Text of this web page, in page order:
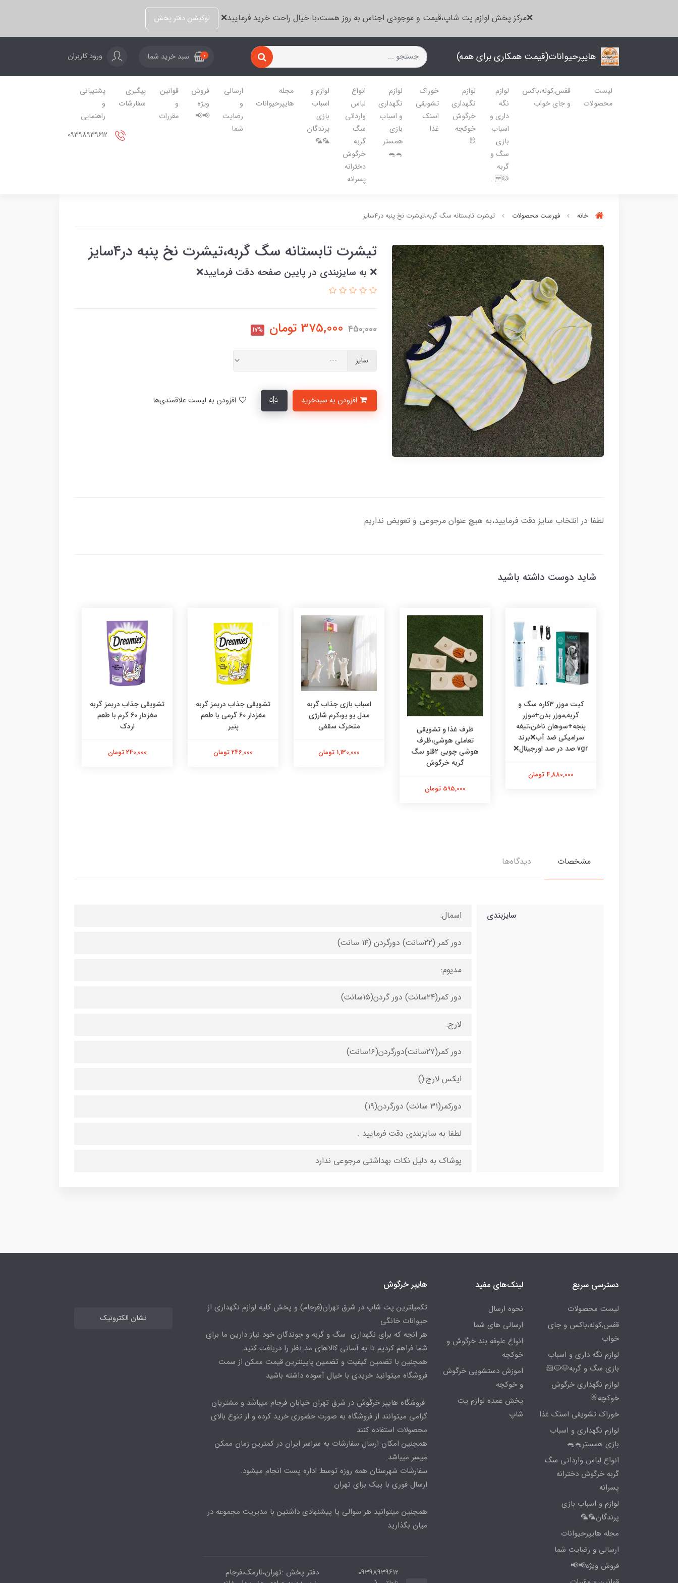
❌مرکز پخش لوازم پت شاپ،قیمت و موجودی اجناس به روز هست،با خیال راحت خرید فرمایید❌ لوکیشن دفتر پخش
هایپرحیوانات(قیمت همکاری برای همه) 0 سبد خرید شما ورود کاربران
لیست
محصولات
قفس,کوله،باکس
و جای خواب
لوازم
نگه
داری و
اسباب
بازی
سگ و
گربه
🐶 ...
لوازم
نگهداری
خرگوش
خوکچه
🐰
خوراک
تشویقی
اسنک
غذا
لوازم
نگهداری
و اسباب
بازی
همستر
🐁🐀
انواع
لباس
وارداتی
سگ
گربه
خرگوش
دخترانه
پسرانه
لوازم و
اسباب
بازی
پرندگان
🦜🦜
مجله
هایپرحیوانات
ارسالی
و
رضایت
شما
فروش
ویژه
📢📢
قوانین
و
مقررات
پیگیری
سفارشات
پشتیبانی
و
راهنمایی
خانه فهرست محصولات تیشرت تابستانه سگ گربه،تیشرت نخ پنبه در۴سایز
تیشرت تابستانه سگ گربه،تیشرت نخ پنبه در۴سایز
❌ به سایزبندی در پایین صفحه دقت فرمایید❌
450,000
375,000 تومان 17%
سایز
لطفا در انتخاب سایز دقت فرمایید،به هیچ عنوان مرجوعی و تعویض نداریم
شاید دوست داشته باشید
کیت موزر ۳کاره سگ و
گربه,موزر بدن+موزر
پنجه+سوهان ناخن،تیغه
سرامیکی ضد آب❌برند
vgr صد در صد اورجینال❌
4,880,000 تومان
ظرف غذا و تشویقی
تعاملی هوشی،ظرف
هوشی چوبی ۲قلو سگ
گربه خرگوش
595,000 تومان
اسباب بازی جذاب گربه
مدل یو یو،کرم شارژی
متحرک سقفی
1,130,000 تومان
تشویقی جذاب دریمز گربه
مغزدار ۶۰ گرمی با طعم
پنیر
246,000 تومان
تشویقی جذاب دریمز گربه
مغزدار ۶۰ گرم با طعم
اردک
240,000 تومان
مشخصات دیدگاه‌ها
سایزبندی اسمال:
دور کمر (۲۲سانت) دورگردن (۱۴ سانت)
مدیوم:
دور کمر(۲۴سانت) دور گردن(۱۵سانت)
لارج:
دور کمر(۲۷سانت)دورگردن(۱۶سانت)
ایکس لارج:()
دورکمر(۳۱ سانت) دورگردن(۱۹)
لطفا به سایزبندی دقت فرمایید .
پوشاک به دلیل نکات بهداشتی مرجوعی ندارد
دسترسی سریع
لیست محصولات
قفس,کوله،باکس و جای
خواب
لوازم نگه داری و اسباب
بازی سگ و گربه🐶🐱🐹
لوازم نگهداری خرگوش
خوکچه🐰
خوراک تشویقی اسنک غذا
لوازم نگهداری و اسباب
بازی همستر🐁🐀
انواع لباس وارداتی سگ
گربه خرگوش دخترانه
پسرانه
لوازم و اسباب بازی
پرندگان🦜🦜
مجله هایپرحیوانات
ارسالی و رضایت شما
فروش ویژه📢📢
لینک‌های مفید
نحوه ارسال
ارسالی های شما
انواع علوفه بند خرگوش و
خوکچه
اموزش دستشویی خرگوش
و خوکچه
پخش عمده لوازم پت
شاپ
هایپر خرگوش
تکمیلترین پت شاپ در شرق تهران(فرجام) و پخش کلیه لوازم نگهداری از
حیوانات خانگی
هر انچه که برای نگهداری سگ و گربه و جوندگان خود نیاز دارین ما برای
شما فراهم کردیم تا به آسانی کالاهای مد نظر را دریافت کنید
همچنین با تضمین کیفیت و تضمین پایینترین قیمت ممکن از سمت
فروشگاه میتوانید خریدی با خیال آسوده داشته باشید
فروشگاه هایپر خرگوش در شرق تهران خیابان فرجام میباشد و مشتریان
گرامی میتوانند از فروشگاه به صورت حضوری خرید کرده و از تنوع بالای
محصولات استفاده کنند
همچنین امکان ارسال سفارشات به سراسر ایران در کمترین زمان ممکن
میسر میباشد.
سفارشات شهرستان همه روزه توسط اداره پست انجام میشود.
ارسال فوری با پیک برای تهران
همچنین میتوانید هر سوالی یا پیشنهادی داشتین با مدیریت مجموعه در
میان بگذارید
09398939612
دفتر پخش :تهران،نارمک،فرجام
نشان الکترونیک